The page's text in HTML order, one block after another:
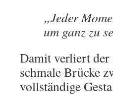
„Jeder
um ganz zu
Damit verliert
schmale Brücke
vollständige